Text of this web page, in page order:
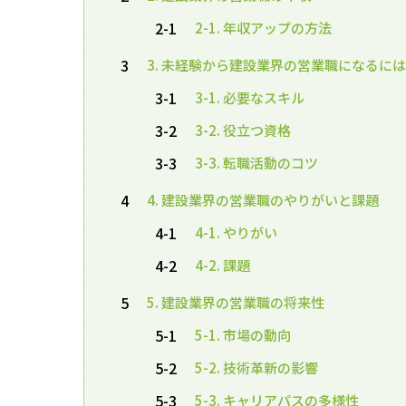
2-1 2-1. 年収アップの方法
3 3. 未経験から建設業界の営業職になるに
3-1 3-1. 必要なスキル
3-2 3-2. 役立つ資格
3-3 3-3. 転職活動のコツ
4 4. 建設業界の営業職のやりがいと課題
4-1 4-1. やりがい
4-2 4-2. 課題
5 5. 建設業界の営業職の将来性
5-1 5-1. 市場の動向
5-2 5-2. 技術革新の影響
5-3 5-3. キャリアパスの多様性